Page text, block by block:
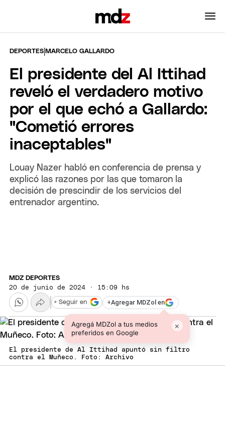
DEPORTES |MARCELO GALLARDO
El presidente del Al Ittihad
reveló el verdadero motivo
por el que echó a Gallardo:
"Cometió errores
inaceptables"
Louay Nazer habló en conferencia de prensa y
explicó las razones por las que tomaron la
decisión de prescindir de los servicios del
entrenador argentino.
MDZ DEPORTES
20 de junio de 2024 · 15:09 hs
+Agregar MDZol en
Agregá MDZol a tus medios
preferidos en Google
×
+ Seguir en
El presidente de Al Ittihad apuntó sin filtro
contra el Muñeco. Foto: Archivo